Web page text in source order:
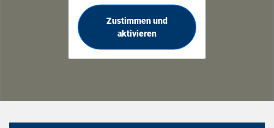
Zustimmen und
aktivieren